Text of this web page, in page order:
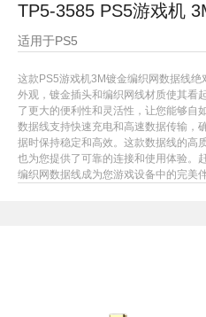
TP5-3585 PS5游戏机
适用于PS5
这款PS5游戏机3M镀金编织网数据线
外观，镀金插头和编织网线材质使其看
了更大的便利性和灵活性，让您能够自
数据线支持快速充电和高速数据传输，
据时保持稳定和高效。这款数据线的高
也为您提供了可靠的连接和使用体验。
编织网数据线成为您游戏设备中的完美